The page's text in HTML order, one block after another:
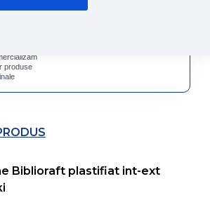
produse
Biblioraft plastifiat int-ext